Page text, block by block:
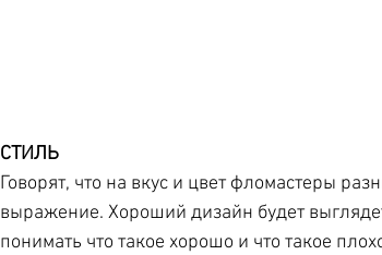
СТИЛЬ
Говорят, что на вкус и цвет фломастеры
выражение. Хороший дизайн будет
понимать что такое хорошо и что такое